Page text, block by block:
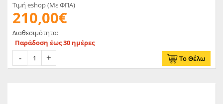
Τιμή eshop (Με ΦΠΑ)
210,00€
Διαθεσιμότητα:
Παράδοση έως 30 ημέρες
Το Θέλω